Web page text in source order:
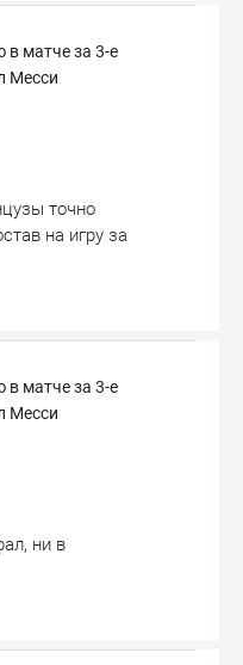
матче за 3-е
Месси
точно
на игру за
матче за 3-е
Месси
ни в